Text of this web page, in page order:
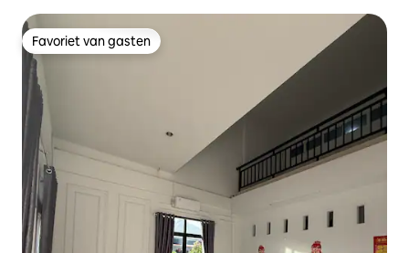
Favoriet van gasten
Favoriet van gasten